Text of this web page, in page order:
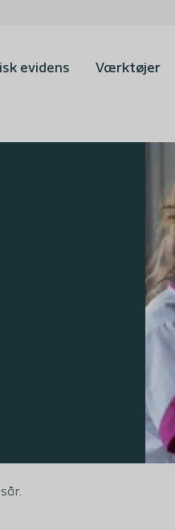
evidens Værktøjer